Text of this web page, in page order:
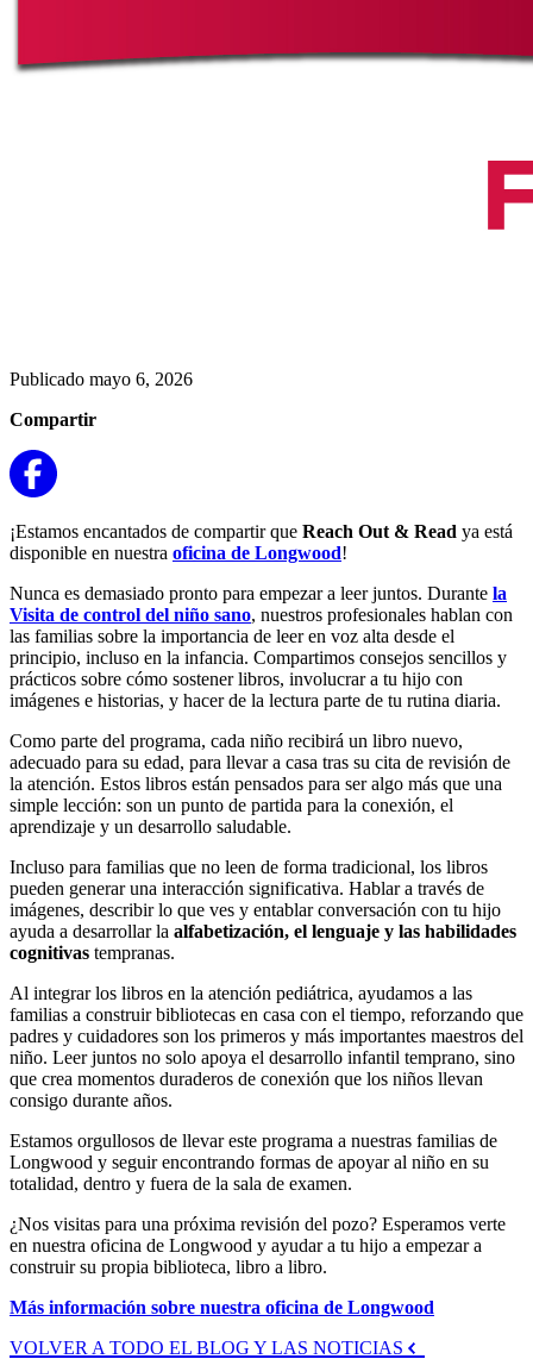
Publicado mayo 6, 2026
Compartir
¡Estamos encantados de compartir que Reach Out & Read ya está
disponible en nuestra oficina de Longwood!
Nunca es demasiado pronto para empezar a leer juntos. Durante la
Visita de control del niño sano, nuestros profesionales hablan con
las familias sobre la importancia de leer en voz alta desde el
principio, incluso en la infancia. Compartimos consejos sencillos y
prácticos sobre cómo sostener libros, involucrar a tu hijo con
imágenes e historias, y hacer de la lectura parte de tu rutina diaria.
Como parte del programa, cada niño recibirá un libro nuevo,
adecuado para su edad, para llevar a casa tras su cita de revisión de
la atención. Estos libros están pensados para ser algo más que una
simple lección: son un punto de partida para la conexión, el
aprendizaje y un desarrollo saludable.
Incluso para familias que no leen de forma tradicional, los libros
pueden generar una interacción significativa. Hablar a través de
imágenes, describir lo que ves y entablar conversación con tu hijo
ayuda a desarrollar la alfabetización, el lenguaje y las habilidades
cognitivas tempranas.
Al integrar los libros en la atención pediátrica, ayudamos a las
familias a construir bibliotecas en casa con el tiempo, reforzando que
padres y cuidadores son los primeros y más importantes maestros del
niño. Leer juntos no solo apoya el desarrollo infantil temprano, sino
que crea momentos duraderos de conexión que los niños llevan
consigo durante años.
Estamos orgullosos de llevar este programa a nuestras familias de
Longwood y seguir encontrando formas de apoyar al niño en su
totalidad, dentro y fuera de la sala de examen.
¿Nos visitas para una próxima revisión del pozo? Esperamos verte
en nuestra oficina de Longwood y ayudar a tu hijo a empezar a
construir su propia biblioteca, libro a libro.
Más información sobre nuestra oficina de Longwood
VOLVER A TODO EL BLOG Y LAS NOTICIAS